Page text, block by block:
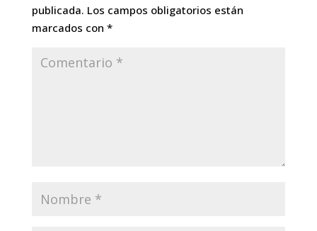
publicada. Los campos obligatorios están
marcados con *